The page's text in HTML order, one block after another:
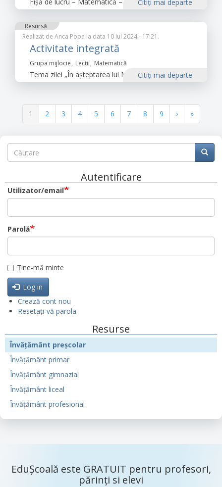
Citiţi mai departe
Resursă
Realizat de Anca Popa la data 10 Iul 2024 - 17:21.
Activitate integrată
Grupa mijlocie Lecții Matematică
Tema zilei „În așteptarea lui Moș Crăciun"Citiţi mai departe
Paginație
Pagina
curentă
1 Pagina
2 Pagina
3 Pagina
4 Pagina
5 Pagina
6 Pagina
7 Pagina
8 Pagina
9
Pagina
următoare
›
Ultima
pagină
»
Căutare
Căutare
Autentificare
Utilizator/email
Parolă
Ține-mă minte
Log in
Crează cont nou
Resetați-vă parola
Resurse
Învățământ preșcolar
Învățământ primar
Învățământ gimnazial
Învățământ liceal
Învățământ profesional
EduȘcoală este GRATUIT pentru profesori,
părinți si elevi